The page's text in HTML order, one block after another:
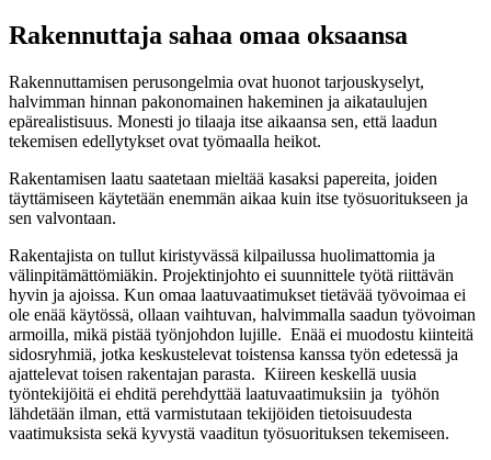
Rakennuttaja sahaa omaa oksaansa
Rakennuttamisen perusongelmia ovat huonot tarjouskyselyt,
halvimman hinnan pakonomainen hakeminen ja aikataulujen
epärealistisuus. Monesti jo tilaaja itse aikaansa sen, että laadun
tekemisen edellytykset ovat työmaalla heikot.
Rakentamisen laatu saatetaan mieltää kasaksi papereita, joiden
täyttämiseen käytetään enemmän aikaa kuin itse työsuoritukseen ja
sen valvontaan.
Rakentajista on tullut kiristyvässä kilpailussa huolimattomia ja
välinpitämättömiäkin. Projektinjohto ei suunnittele työtä riittävän
hyvin ja ajoissa. Kun omaa laatuvaatimukset tietävää työvoimaa ei
ole enää käytössä, ollaan vaihtuvan, halvimmalla saadun työvoiman
armoilla, mikä pistää työnjohdon lujille. Enää ei muodostu kiinteitä
sidosryhmiä, jotka keskustelevat toistensa kanssa työn edetessä ja
ajattelevat toisen rakentajan parasta. Kiireen keskellä uusia
työntekijöitä ei ehditä perehdyttää laatuvaatimuksiin ja työhön
lähdetään ilman, että varmistutaan tekijöiden tietoisuudesta
vaatimuksista sekä kyvystä vaaditun työsuorituksen tekemiseen.